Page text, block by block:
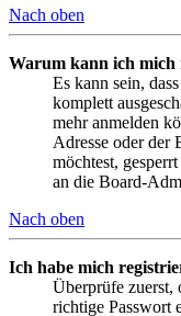
Nach oben
Warum kann ich mich
Es kann sein,
komplett
mehr anmelden
Adresse oder der
möchtest,
an die Board-
Nach oben
Ich habe mich
Überprüfe zuerst,
richtige Passwort